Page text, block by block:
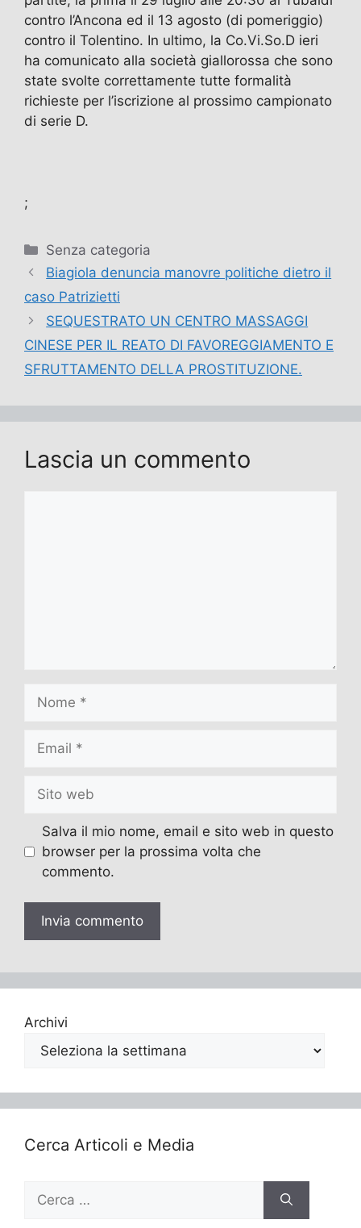
contro l’Ancona ed il 13 agosto (di pomeriggio)
contro il Tolentino. In ultimo, la Co.Vi.So.D ieri
ha comunicato alla società giallorossa che sono
state svolte correttamente tutte formalità
richieste per l’iscrizione al prossimo campionato
di serie D.
;
Categorie
Senza categoria
Biagiola denuncia manovre politiche dietro il
caso Patrizietti
SEQUESTRATO UN CENTRO MASSAGGI
CINESE PER IL REATO DI FAVOREGGIAMENTO E
SFRUTTAMENTO DELLA PROSTITUZIONE.
Lascia un commento
web
Salva il mio nome, email e sito web in questo
browser per la prossima volta che
commento.
Archivi
Cerca Articoli e Media
Ricerca